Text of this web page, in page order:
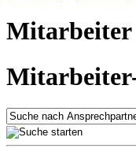
Mitarbeiter